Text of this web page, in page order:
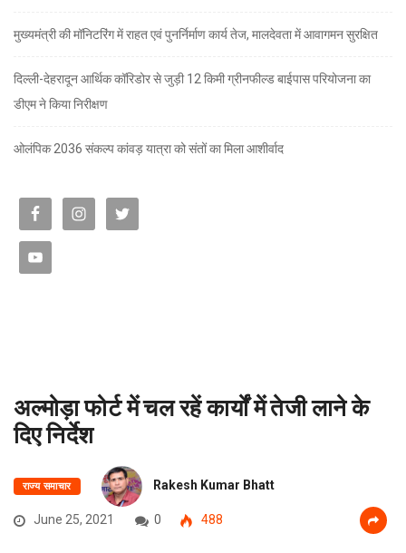
मुख्यमंत्री की मॉनिटरिंग में राहत एवं पुनर्निर्माण कार्य तेज, मालदेवता में आवागमन सुरक्षित
दिल्ली-देहरादून आर्थिक कॉरिडोर से जुड़ी 12 किमी ग्रीनफील्ड बाईपास परियोजना का
डीएम ने किया निरीक्षण
ओलंपिक 2036 संकल्प कांवड़ यात्रा को संतों का मिला आशीर्वाद
अल्मोड़ा फोर्ट में चल रहें कार्यों में तेजी लाने के
दिए निर्देश
राज्य समाचार Rakesh Kumar Bhatt
June 25, 2021 0 488